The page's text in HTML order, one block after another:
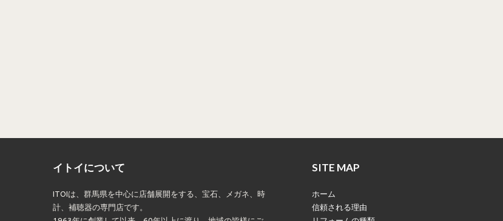
イトイについて
ITOIは、群馬県を中心に店舗展開をする、宝石、メガネ、時
計、補聴器の専門店です。
SITE MAP
ホーム
信頼される理由